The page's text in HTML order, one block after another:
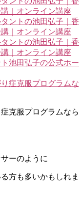
ーのように
方も多いかもしれま